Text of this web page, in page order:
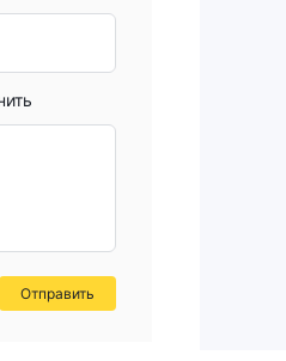
Отправить